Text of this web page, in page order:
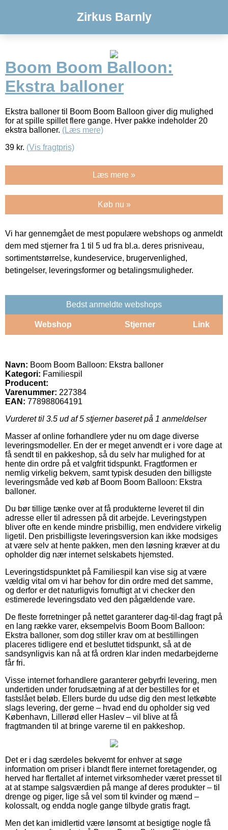
Zirkus Barnly
Boom Boom Balloon:
Ekstra balloner
Ekstra balloner til Boom Boom Balloon giver dig mulighed
for at spille spillet flere gange. Hver pakke indeholder 20
ekstra balloner. (Læs mere)
39 kr. (Vis fragtpris)
Læs mere »
Køb nu »
Vi har gennemgået de mest populære webshops og anmeldt
dem med stjerner fra 1 til 5 ud fra bl.a. deres prisniveau,
sortimentstørrelse, kundeservice, brugervenlighed,
betingelser, leveringsformer og betalingsmuligheder.
Bedst anmeldte webshops
Webshop Stjerner Link
Navn: Boom Boom Balloon: Ekstra balloner
Kategori: Familiespil
Producent:
Varenummer: 227384
EAN: 778988064191
Vurderet til 3.5 ud af 5 stjerner baseret på 1 anmeldelser
Masser af online forhandlere yder nu om dage diverse
leveringsmodeller. En der er meget anvendt er i vore dage at
få sendt til en pakkeshop, så du selv har mulighed for at
hente din ordre på et valgfrit tidspunkt. Fragtformen er
nemlig virkelig bekvem, samt typisk desuden den billigste
leveringsmåde ved køb af Boom Boom Balloon: Ekstra
balloner.
Du bør tillige tænke over at få produkterne leveret til din
adresse eller til adressen på dit arbejde. Leveringstypen
bliver ofte en kende mindre prisbillig, men endvidere virkelig
ligetil. Den prisbilligste leveringsversion kan ikke modsiges
at være selv at hente pakken, men den løsning kræver at du
opholder dig nær internet selskabets hjemsted.
Leveringstidspunktet på Familiespil kan vise sig at være
vældig vital om vi har behov for din ordre med det samme,
og derfor er det naturligvis fornuftigt at vi checker den
estimerede leveringsdato ved den pågældende vare.
De fleste forretninger på nettet garanterer dag-til-dag fragt på
en lang række varer, eksempelvis Boom Boom Balloon:
Ekstra balloner, som dog stiller krav om at bestillingen
placeres tidligere end et besluttet tidspunkt, så at de
sandsynligvis kan nå at få ordren klar inden medarbejderne
får fri.
Visse internet forhandlere garanterer gebyrfri levering, men
undertiden under forudsætning af at der bestilles for et
fastslået beløb. Ellers burde du udse dig den mest letkøbte
slags levering, der gerne – hvad end du opholder sig ved
København, Lillerød eller Haslev – vil blive at få
fragtmanden til at bringe varerne til en pakkeshop.
Det er i dag særdeles bekvemt for enhver at søge
information om priser i blandt flere internet foretagender, og
herved har flertallet af internet virksomheder været presset til
at at stampe salgsværdien på mange af deres produkter – til
drenge og piger, lige så vel som til kvinder og mænd –
kolossalt, og endda nogle gange tilbyde gratis fragt.
Men det kan imidlertid være lønsomt at besigtige nogle få